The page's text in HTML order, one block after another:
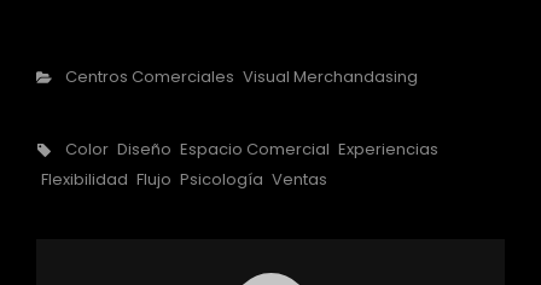
Categorías
Centros Comerciales Visual Merchandasing
Etiquetas,
Color Diseño Espacio Comercial Experiencias
Flexibilidad Flujo Psicología Ventas